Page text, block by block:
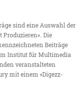
sind eine Auswahl der
Produzieren». Die
Beiträge
Institut für Multimedia
veranstalteten
mit einem «Digezz-